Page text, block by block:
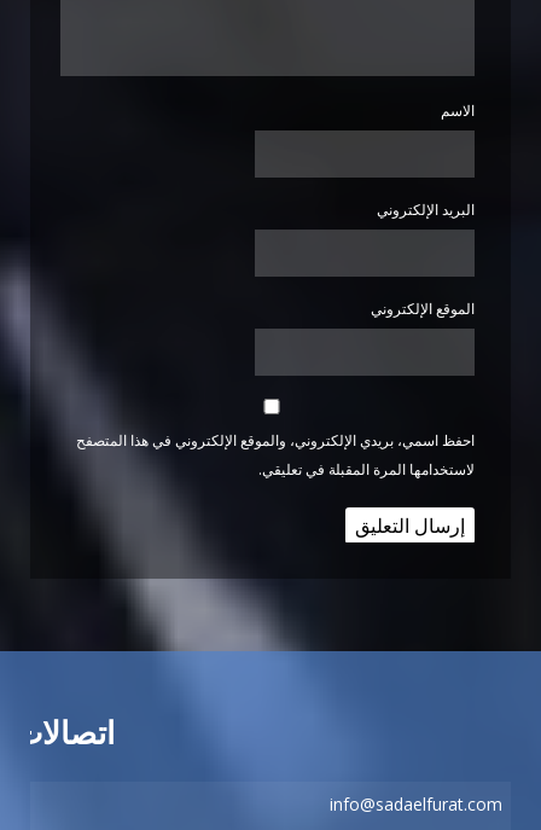
الاسم
البريد الإلكتروني
الموقع الإلكتروني
احفظ اسمي، بريدي الإلكتروني، والموقع الإلكتروني في هذا المتصفح
لاستخدامها المرة المقبلة في تعليقي.
اتصالات
info@sadaelfurat.com